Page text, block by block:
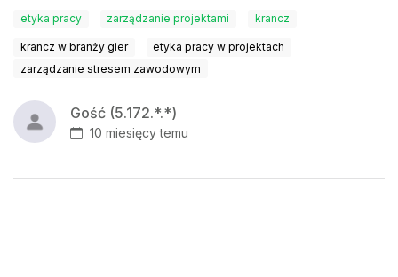
etyka pracy zarządzanie projektami krancz
krancz w branży gier
etyka pracy w projektach
zarządzanie stresem zawodowym
Gość (5.172.*.*)
10 miesięcy temu